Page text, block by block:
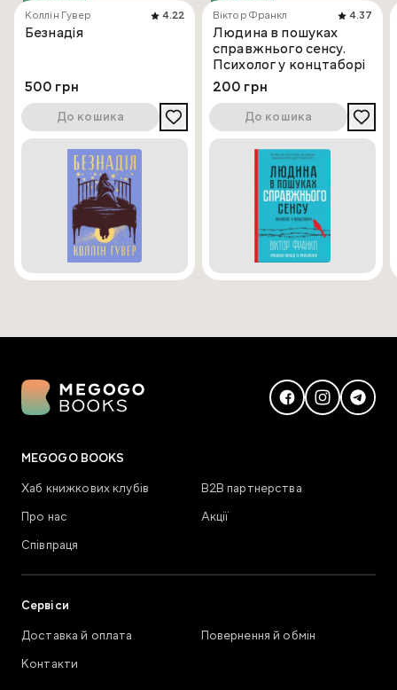
Коллін Гувер
4.22
Безнадія
500 грн
До кошика
Віктор Франкл
4.37
Людина в пошуках
справжнього сенсу.
Психолог у концтаборі
200 грн
До кошика
MEGOGO BOOKS
Хаб книжкових клубів
В2В партнерства
Про нас
Акції
Співпраця
Сервіси
Доставка й оплата
Повернення й обмін
Контакти